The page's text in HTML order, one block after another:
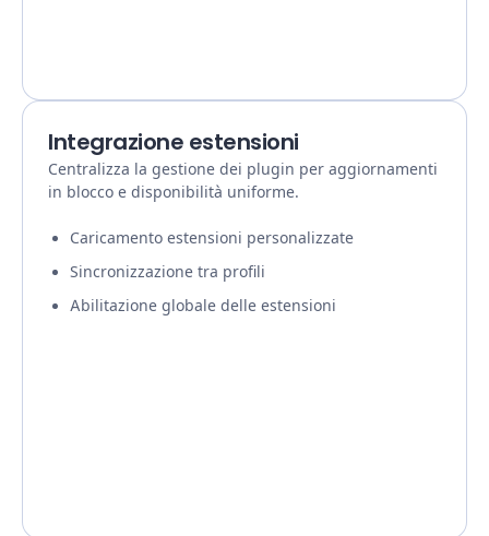
Integrazione estensioni
Centralizza la gestione dei plugin per aggiornamenti
in blocco e disponibilità uniforme.
Caricamento estensioni personalizzate
Sincronizzazione tra profili
Abilitazione globale delle estensioni